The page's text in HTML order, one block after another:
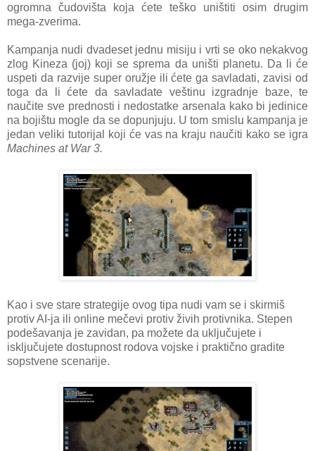
ogromna čudovišta koja ćete teško uništiti osim drugim
mega-zverima.
Kampanja nudi dvadeset jednu misiju i vrti se oko nekakvog
zlog Kineza (joj) koji se sprema da uništi planetu. Da li će
uspeti da razvije super oružje ili ćete ga savladati, zavisi od
toga da li ćete da savladate veštinu izgradnje baze, te
naučite sve prednosti i nedostatke arsenala kako bi jedinice
na bojištu mogle da se dopunjuju. U tom smislu kampanja je
jedan veliki tutorijal koji će vas na kraju naučiti kako se igra
Machines at War 3.
Kao i sve stare strategije ovog tipa nudi vam se i skirmiš
protiv AI-ja ili online mečevi protiv živih protivnika. Stepen
podešavanja je zavidan, pa možete da uključujete i
isključujete dostupnost rodova vojske i praktično gradite
sopstvene scenarije.